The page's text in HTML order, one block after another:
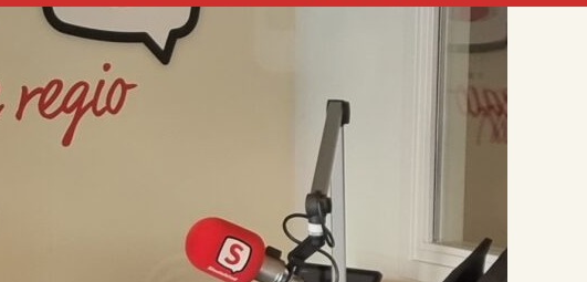
uur 1 van 2
Volgend uur